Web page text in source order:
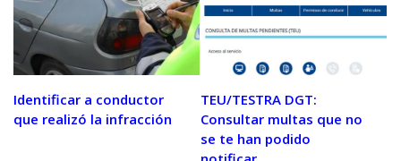
Identificar a conductor
que realizó la infracción
TEU/TESTRA DGT:
Consultar multas que no
se te han podido